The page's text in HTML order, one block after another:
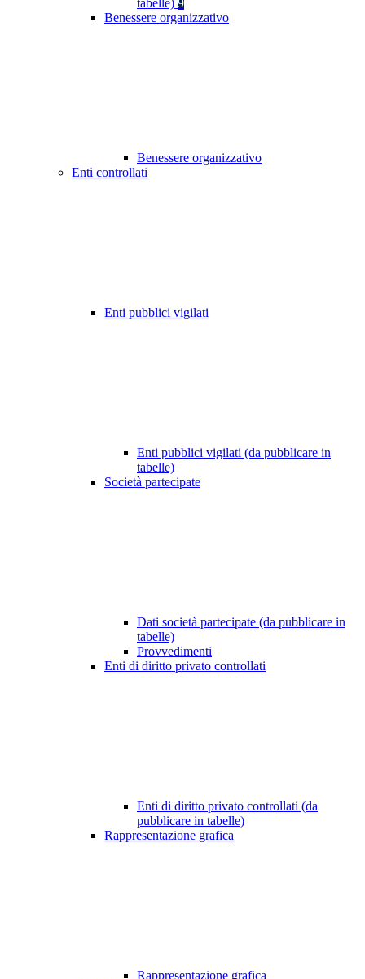
tabelle) 9
Benessere organizzativo
Benessere organizzativo
Enti controllati
Enti pubblici vigilati
Enti pubblici vigilati (da pubblicare in
tabelle)
Società partecipate
Dati società partecipate (da pubblicare in
tabelle)
Provvedimenti
Enti di diritto privato controllati
Enti di diritto privato controllati (da
pubblicare in tabelle)
Rappresentazione grafica
Rappresentazione grafica